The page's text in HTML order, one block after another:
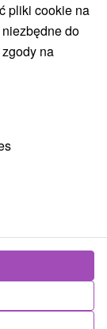
pliki cookie na
do
na